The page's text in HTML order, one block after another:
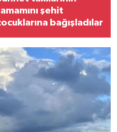
şehit
bağışladılar